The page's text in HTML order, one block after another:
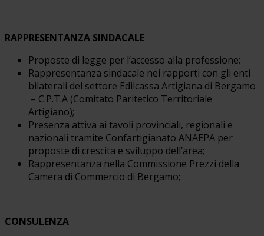
RAPPRESENTANZA SINDACALE
Proposte di legge per l’accesso alla professione;
Rappresentanza sindacale nei rapporti con gli enti
bilaterali del settore Edilcassa Artigiana di Bergamo
– C.P.T.A (Comitato Paritetico Territoriale
Artigiano);
Presenza attiva ai tavoli provinciali, regionali e
nazionali tramite Confartigianato ANAEPA per
proposte di crescita e sviluppo dell’area;
Rappresentanza nella Commissione Prezzi della
Camera di Commercio di Bergamo;
CONSULENZA